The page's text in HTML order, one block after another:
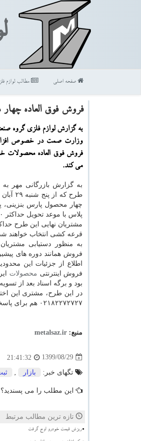
صفحه اصلی مطالب لوازم
فروش فوق العاده
به گزارش لوازم فلزی گروه
وزارت صمت در خصوص
فروش فوق العاده محصولات
می كند.
به گزارش بازرگانی مهر
طرح
پلاس با موعد تحویل حداکثر ۹۰ روزه عرضه می شود.
مشتریان نهایی این طرح
قرعه کشی انتخاب خواهند
به منظور دستیابی
فروش همانند دوره های
اطلاع از جزئیات این
فروش اینترنتی محصولات
بود و برگه اسناد بعد از
در این طرح، مشتری این
۰۲۱۸۲۲۷۲۷۲۷ هم برای پاسخگویی به سوالات مشتریان حین ثبت نام در نظر گرفته شده است.
منبع: metalsaz.ir
1399/08/29
21:41:32
تگهای خبر: بازار
این مطلب را می پسندید؟
تازه ترین مطالب مرتبط
ریزش قیمت خودرو اوج گرفت